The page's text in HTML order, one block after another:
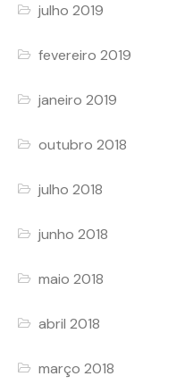
julho 2019
fevereiro 2019
janeiro 2019
outubro 2018
julho 2018
junho 2018
maio 2018
abril 2018
março 2018